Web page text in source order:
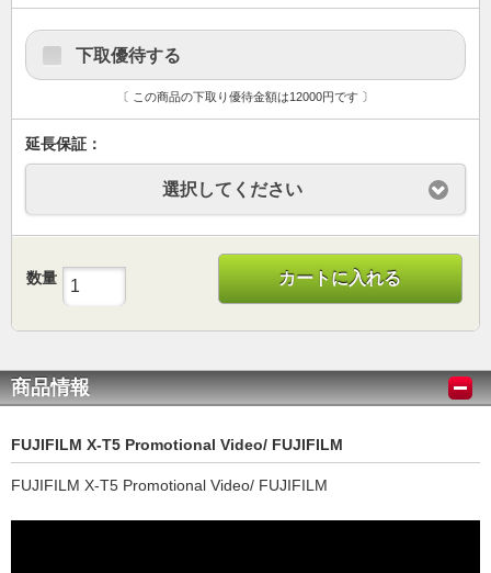
下取優待する
〔 この商品の下取り優待金額は12000円です 〕
延長保証：
選択してください
数量 カートに入れる
商品情報
FUJIFILM X-T5 Promotional Video/ FUJIFILM
FUJIFILM X-T5 Promotional Video/ FUJIFILM